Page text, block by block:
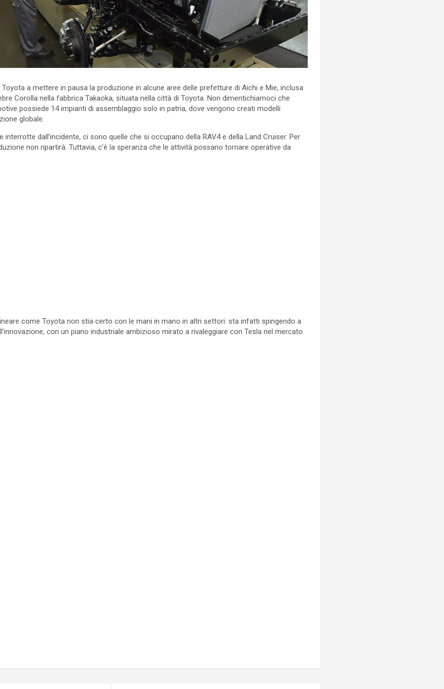
a mettere in pausa la produzione in alcune aree delle prefetture di Aichi e Mie, inclusa
Corolla nella fabbrica Takaoka, situata nella città di Toyota. Non dimentichiamoci che
possiede 14 impianti di assemblaggio solo in patria, dove vengono creati modelli
globale.
interrotte dall’incidente, ci sono quelle che si occupano della RAV4 e della Land Cruiser. Per
non ripartirà. Tuttavia, c’è la speranza che le attività possano tornare operative da
come Toyota non stia certo con le mani in mano in altri settori: sta infatti spingendo a
con un piano industriale ambizioso mirato a rivaleggiare con Tesla nel mercato